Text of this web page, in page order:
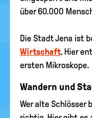
über 60.000
Die Stadt Jena ist
Wirtschaft. Hier
ersten Mikroskope.
Wandern und
Wer alte Schlösser